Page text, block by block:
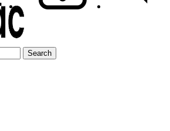
Search